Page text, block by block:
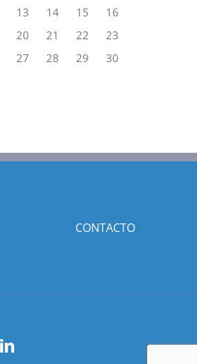
13 14 15
16
20 21 22
23
27 28 29
30
CONTACTO